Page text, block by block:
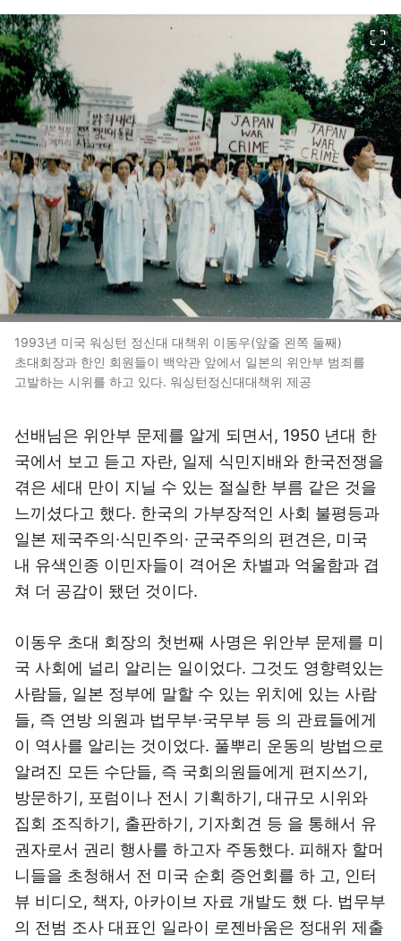
1993년 미국 워싱턴 정신대 대책위 이동우(앞줄 왼쪽 둘째)
초대회장과 한인 회원들이 백악관 앞에서 일본의 위안부 범죄를
고발하는 시위를 하고 있다. 워싱턴정신대대책위 제공
선배님은 위안부 문제를 알게 되면서, 1950 년대 한
국에서 보고 듣고 자란, 일제 식민지배와 한국전쟁을
겪은 세대 만이 지닐 수 있는 절실한 부름 같은 것을
느끼셨다고 했다. 한국의 가부장적인 사회 불평등과
일본 제국주의·식민주의· 군국주의의 편견은, 미국
내 유색인종 이민자들이 격어온 차별과 억울함과 겹
쳐 더 공감이 됐던 것이다.
이동우 초대 회장의 첫번째 사명은 위안부 문제를 미
국 사회에 널리 알리는 일이었다. 그것도 영향력있는
사람들, 일본 정부에 말할 수 있는 위치에 있는 사람
들, 즉 연방 의원과 법무부·국무부 등 의 관료들에게
이 역사를 알리는 것이었다. 풀뿌리 운동의 방법으로
알려진 모든 수단들, 즉 국회의원들에게 편지쓰기,
방문하기, 포럼이나 전시 기획하기, 대규모 시위와
집회 조직하기, 출판하기, 기자회견 등 을 통해서 유
권자로서 권리 행사를 하고자 주동했다. 피해자 할머
니들을 초청해서 전 미국 순회 증언회를 하 고, 인터
뷰 비디오, 책자, 아카이브 자료 개발도 했 다. 법무부
의 전범 조사 대표인 일라이 로젠바움은 정대위 제출